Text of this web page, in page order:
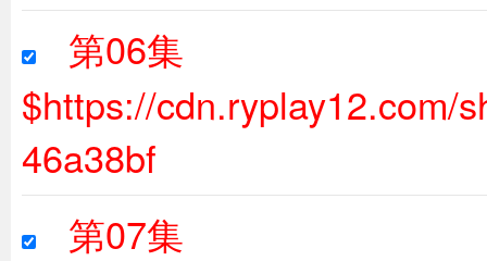
第06集
$https://cdn.ryplay12.com/
46a38bf
第07集